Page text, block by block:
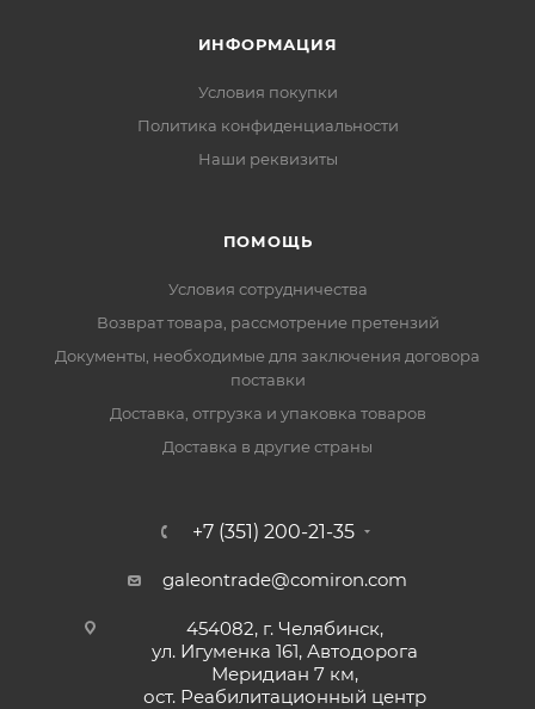
ИНФОРМАЦИЯ
Условия покупки
Политика конфиденциальности
Наши реквизиты
ПОМОЩЬ
Условия сотрудничества
Возврат товара, рассмотрение претензий
Документы, необходимые для заключения договора
поставки
Доставка, отгрузка и упаковка товаров
Доставка в другие страны
+7 (351) 200-21-35
galeontrade@comiron.com
454082, г. Челябинск,
ул. Игуменка 161, Автодорога
Меридиан 7 км,
ост. Реабилитационный центр